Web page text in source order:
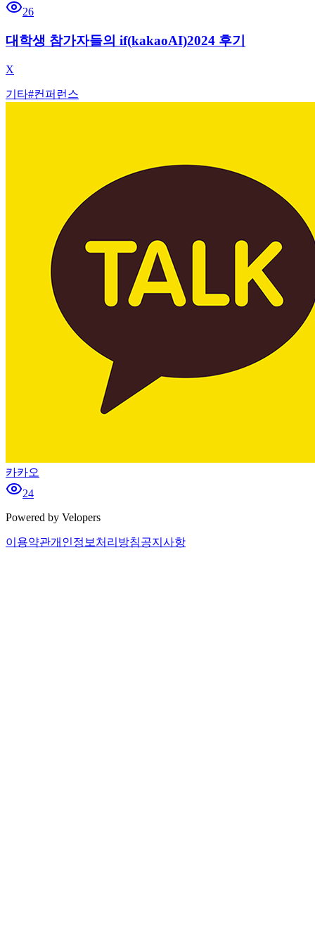
26
대학생 참가자들의 if(kakaoAI)2024 후기
X
기타#컨퍼런스
카카오
24
Powered by Velopers
이용약관개인정보처리방침공지사항